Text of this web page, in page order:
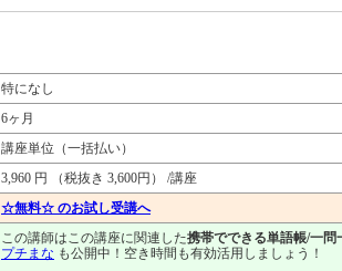
特になし
6ヶ月
講座単位（一括払い）
3,960 円 （税抜き 3,600円） /講座
☆無料☆ のお試し受講へ
この講師はこの講座に関連した携帯でできる単語帳/一問
プチまな も公開中！空き時間も有効活用しましょう！